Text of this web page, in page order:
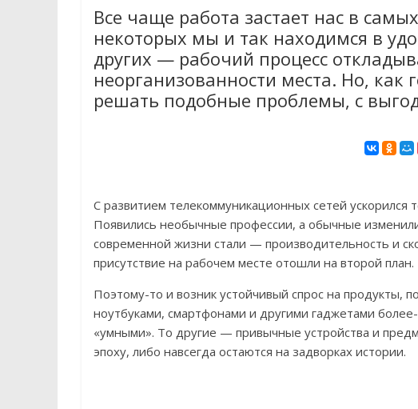
Все чаще работа застает нас в
некоторых мы и так находимся в
других — рабочий процесс
неорганизованности места. Но, как
решать подобные проблемы, с
С развитием телекоммуникационных сетей
Появились необычные профессии, а обычные
современной жизни стали — производительность и
присутствие на рабочем месте отошли на второй план.
Поэтому-то и возник устойчивый спрос на продукты,
ноутбуками, смартфонами и другими гаджетами
«умными». То другие — привычные устройства и
эпоху, либо навсегда остаются на задворках истории.